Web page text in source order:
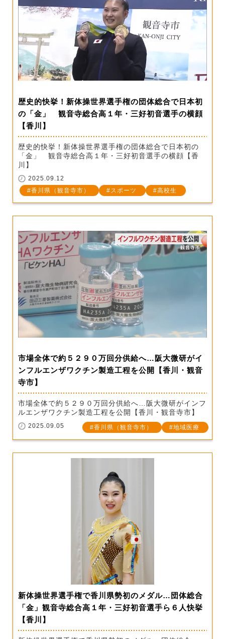
歴史的快挙！新体操世界選手権の団体総合で日本初
の「金」 観音寺総合高１年・三好初音選手の横顔
【香川】
歴史的快挙！新体操世界選手権の団体総合で日本初の
「金」 観音寺総合高１年・三好初音選手の横顔【香
川】
2025.09.12
香川県（観音寺市）
スポーツ 高校生
市場全体で約５２９０万回分供給へ…阪大微研がイ
ンフルエンザワクチン製造工程を公開【香川・観音
寺市】
市場全体で約５２９０万回分供給へ…阪大微研がインフ
ルエンザワクチン製造工程を公開【香川・観音寺市】
2025.09.05 香川県（観音寺市） 地域医療
新体操世界選手権で香川県勢初のメダル…団体総合
「金」観音寺総合高１年・三好初音選手ら６人快挙
【香川】